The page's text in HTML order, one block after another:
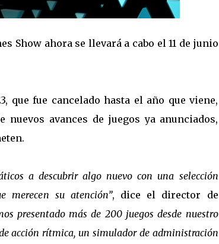
Show ahora se llevará a cabo el 11 de junio
que fue cancelado hasta el año que viene,
avances de juegos ya anunciados,
a descubrir algo nuevo con una selección
merecen su atención”, dice el director de
presentado más de 200 juegos desde nuestro
acción rítmica, un simulador de administración